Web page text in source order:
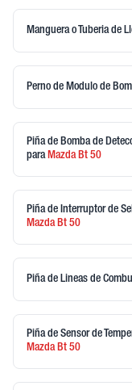
Manguera o Tuberia de
Perno de Modulo de
Piña de Bomba de
paraMazdaBt 50
Piña de Interruptor de
MazdaBt 50
Piña de Lineas de
Piña de Sensor de
MazdaBt 50